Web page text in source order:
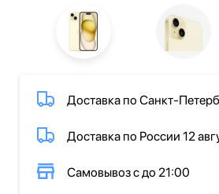
Доставка по Санкт-
Доставка по России 12
Самовывоз с до 21:00